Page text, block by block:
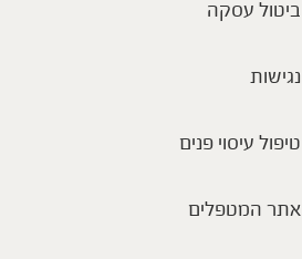
ביטול עסקה
נגישות
טיפול עיסוי פנים
אתר המטפלים